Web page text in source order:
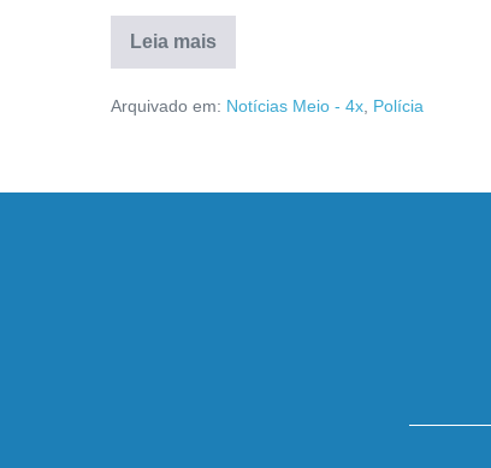
Leia mais
Arquivado em: Notícias Meio - 4x Polícia